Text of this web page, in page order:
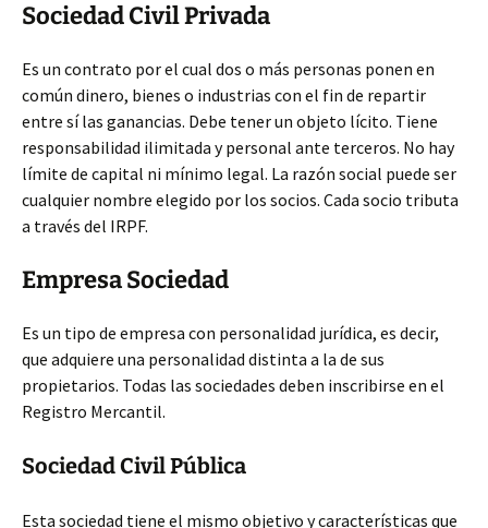
Sociedad Civil Privada
Es un contrato por el cual dos o más personas ponen en
común dinero, bienes o industrias con el fin de repartir
entre sí las ganancias. Debe tener un objeto lícito. Tiene
responsabilidad ilimitada y personal ante terceros. No hay
límite de capital ni mínimo legal. La razón social puede ser
cualquier nombre elegido por los socios. Cada socio tributa
a través del IRPF.
Empresa Sociedad
Es un tipo de empresa con personalidad jurídica, es decir,
que adquiere una personalidad distinta a la de sus
propietarios. Todas las sociedades deben inscribirse en el
Registro Mercantil.
Sociedad Civil Pública
Esta sociedad tiene el mismo objetivo y características que